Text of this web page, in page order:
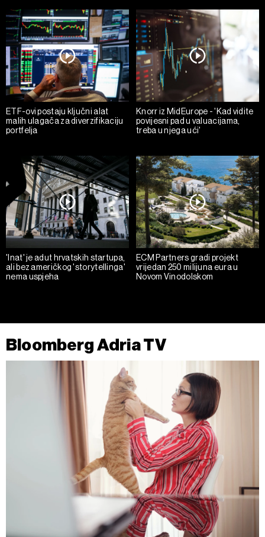
ETF-ovi postaju ključni alat
malih ulagača za diverzifikaciju
portfelja
Knorr iz MidEurope - 'Kad vidite
povijesni pad u valuacijama,
treba u njega ući'
'Inat' je adut hrvatskih startupa,
ali bez američkog 'storytellinga'
nema uspjeha
ECM Partners gradi projekt
vrijedan 250 milijuna eura u
Novom Vinodolskom
Bloomberg Adria TV